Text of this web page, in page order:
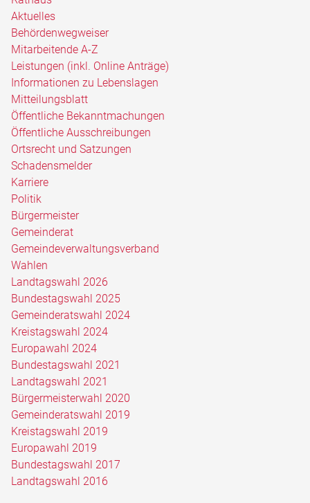
Aktuelles
Behördenwegweiser
Mitarbeitende A-Z
Leistungen (inkl. Online Anträge)
Informationen zu Lebenslagen
Mitteilungsblatt
Öffentliche Bekanntmachungen
Öffentliche Ausschreibungen
Ortsrecht und Satzungen
Schadensmelder
Karriere
Politik
Bürgermeister
Gemeinderat
Gemeindeverwaltungsverband
Wahlen
Landtagswahl 2026
Bundestagswahl 2025
Gemeinderatswahl 2024
Kreistagswahl 2024
Europawahl 2024
Bundestagswahl 2021
Landtagswahl 2021
Bürgermeisterwahl 2020
Gemeinderatswahl 2019
Kreistagswahl 2019
Europawahl 2019
Bundestagswahl 2017
Landtagswahl 2016